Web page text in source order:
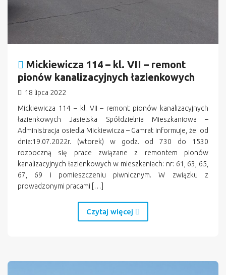
Mickiewicza 114 – kl. VII – remont
pionów kanalizacyjnych łazienkowych
18 lipca 2022
Mickiewicza 114 – kl. VII – remont pionów kanalizacyjnych
łazienkowych Jasielska Spółdzielnia Mieszkaniowa –
Administracja osiedla Mickiewicza – Gamrat informuje, że: od
dnia:19.07.2022r. (wtorek) w godz. od 730 do 1530
rozpoczną się prace związane z remontem pionów
kanalizacyjnych łazienkowych w mieszkaniach: nr: 61, 63, 65,
67, 69 i pomieszczeniu piwnicznym. W związku z
prowadzonymi pracami […]
Czytaj więcej